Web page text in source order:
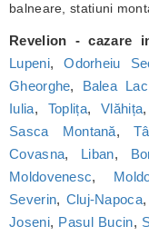
balneare, statiuni
Revelion - cazare
Lupeni,Odorheiu
Gheorghe, Balea Lac
Iulia, Toplița,Vlăhița,
Sasca Montană,
Covasna, Liban,
Moldovenesc,
Severin, Cluj-Napoca,
Joseni, Pasul Bucin,